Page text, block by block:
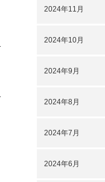
2024年11月
2024年10月
2024年9月
2024年8月
2024年7月
2024年6月